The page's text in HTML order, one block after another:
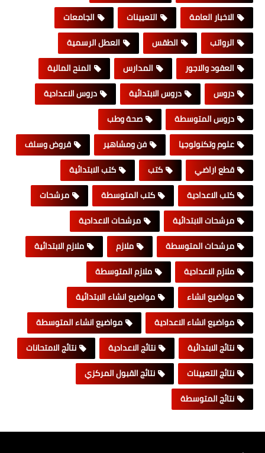
الاخبار العامة
التعيينات
الجامعات
الرواتب
الطقس
العطل الرسمية
العقود والاجور
المدارس
المنح المالية
دروس
دروس الابتدائية
دروس الاعدادية
دروس المتوسطة
صحة وطب
علوم وتكنولوجيا
فن ومشاهير
قروض وسلف
قطع اراضي
كتب
كتب الابتدائية
كتب الاعدادية
كتب المتوسطة
مرشحات
مرشحات الابتدائية
مرشحات الاعدادية
مرشحات المتوسطة
ملازم
ملازم الابتدائية
ملازم الاعدادية
ملازم المتوسطة
مواضيع انشاء
مواضيع انشاء الابتدائية
مواضيع انشاء الاعدادية
مواضيع انشاء المتوسطة
نتائج الابتدائية
نتائج الاعدادية
نتائج الامتحانات
نتائج التعيينات
نتائج القبول المركزي
نتائج المتوسطة